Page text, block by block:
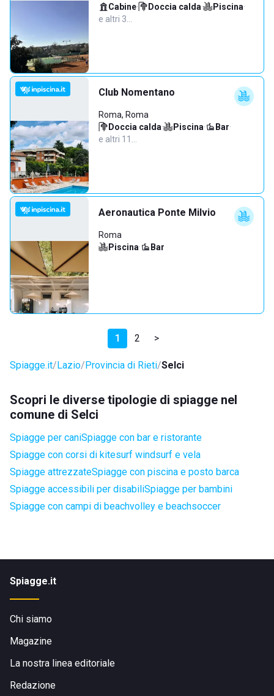
Cabine· Doccia calda· Piscina·
e altri 3…
Club Nomentano
Roma, Roma
Doccia calda· Piscina· Bar·
e altri 11…
Aeronautica Ponte Milvio
Roma
Piscina· Bar
1 2 >
Spiagge.it Lazio Provincia di Rieti Selci
Scopri le diverse tipologie di spiagge nel
comune di Selci
Spiagge per caniSpiagge con bar e ristorante
Spiagge con corsi di kitesurf windsurf e vela
Spiagge attrezzateSpiagge con piscina e posto barca
Spiagge accessibili per disabiliSpiagge per bambini
Spiagge con campi di beachvolley e beachsoccer
Spiagge.it
Chi siamo
Magazine
La nostra linea editoriale
Redazione